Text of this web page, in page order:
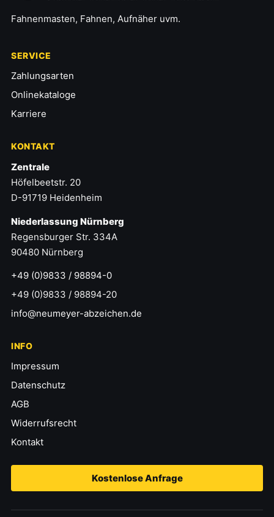
Fahnenmasten, Fahnen, Aufnäher uvm.
SERVICE
Zahlungsarten
Onlinekataloge
Karriere
KONTAKT
Zentrale
Höfelbeetstr. 20
D-91719 Heidenheim
Niederlassung Nürnberg
Regensburger Str. 334A
90480 Nürnberg
+49 (0)9833 / 98894-0
+49 (0)9833 / 98894-20
info@neumeyer-abzeichen.de
INFO
Impressum
Datenschutz
AGB
Widerrufsrecht
Kontakt
Kostenlose Anfrage